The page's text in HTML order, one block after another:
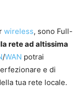
wireless, sono Full-
rete ad altissima
/WAN potrai
e di
tua rete locale.